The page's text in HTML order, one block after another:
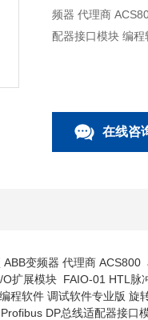
频器 代理商 ACS800 acs880系列附件 值型脉冲编码器接口 Profibus
配器接口模块 编
在线咨
变频器 代理商
扩展模块 FAIO-01 HTL
程软件 调试软件专业版
DP总线适配器接口